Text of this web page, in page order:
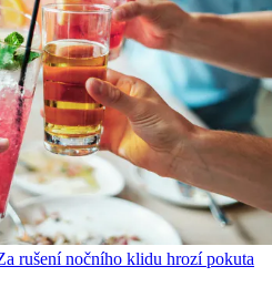
rušení nočního klidu hrozí pokuta